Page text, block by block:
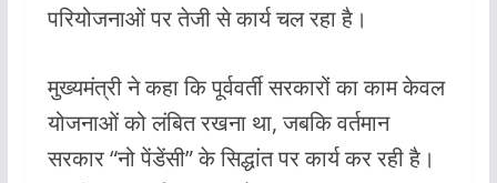
परियोजनाओं पर तेजी से कार्य चल रहा है।
मुख्यमंत्री ने कहा कि पूर्ववर्ती सरकारों का काम केवल
योजनाओं को लंबित रखना था, जबकि वर्तमान
सरकार “नो पेंडेंसी” के सिद्धांत पर कार्य कर रही है।